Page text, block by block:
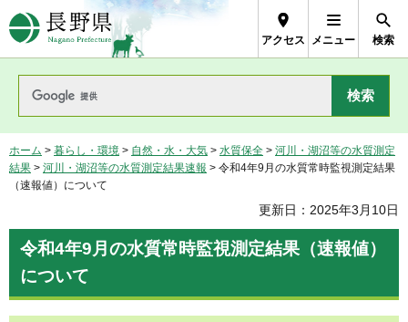
長野県Nagano Prefecture
アクセス メニュー 検索
ホーム > 暮らし・環境 > 自然・水・大気 > 水質保全 > 河川・湖沼等の水質測定
結果 > 河川・湖沼等の水質測定結果速報 > 令和4年9月の水質常時監視測定結果
（速報値）について
更新日：2025年3月10日
令和4年9月の水質常時監視測定結果（速報値）
について